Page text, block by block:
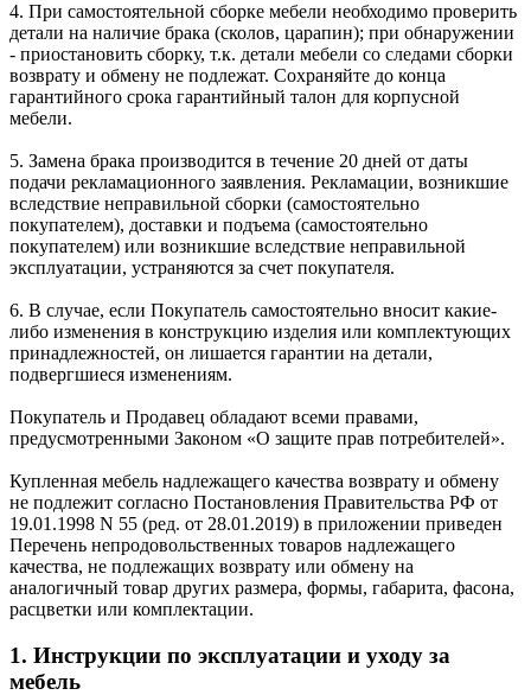
4. При самостоятельной сборке мебели необходимо проверить
детали на наличие брака (сколов, царапин); при обнаружении
- приостановить сборку, т.к. детали мебели со следами сборки
возврату и обмену не подлежат. Сохраняйте до конца
гарантийного срока гарантийный талон для корпусной
мебели.
5. Замена брака производится в течение 20 дней от даты
подачи рекламационного заявления. Рекламации, возникшие
вследствие неправильной сборки (самостоятельно
покупателем), доставки и подъема (самостоятельно
покупателем) или возникшие вследствие неправильной
эксплуатации, устраняются за счет покупателя.
6. В случае, если Покупатель самостоятельно вносит какие-
либо изменения в конструкцию изделия или комплектующих
принадлежностей, он лишается гарантии на детали,
подвергшиеся изменениям.
Покупатель и Продавец обладают всеми правами,
предусмотренными Законом «О защите прав потребителей».
Купленная мебель надлежащего качества возврату и обмену
не подлежит согласно Постановления Правительства РФ от
19.01.1998 N 55 (ред. от 28.01.2019) в приложении приведен
Перечень непродовольственных товаров надлежащего
качества, не подлежащих возврату или обмену на
аналогичный товар других размера, формы, габарита, фасона,
расцветки или комплектации.
1. Инструкции по эксплуатации и уходу за
мебель